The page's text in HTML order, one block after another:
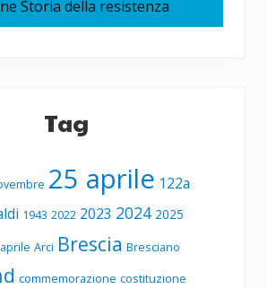
Storia della resistenza
Tag
25 aprile 122a
1943 2022 2023 2024 2025
aprile Arci Brescia Bresciano
commemorazione costituzione